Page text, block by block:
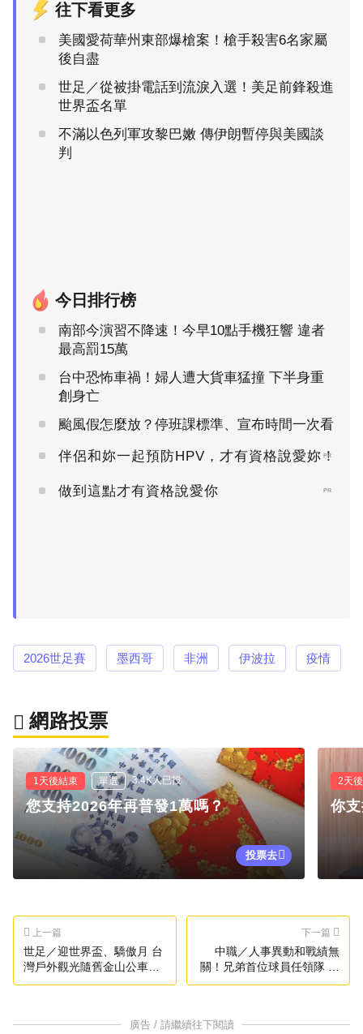
往下看更多
美國愛荷華州東部爆槍案！槍手殺害6名家屬
後自盡
世足／從被掛電話到流淚入選！美足前鋒殺進
世界盃名單
不滿以色列軍攻黎巴嫩 傳伊朗暫停與美國談
判
今日排行榜
南部今演習不降速！今早10點手機狂響 違者
最高罰15萬
台中恐怖車禍！婦人遭大貨車猛撞 下半身重
創身亡
颱風假怎麼放？停班課標準、宣布時間一次看
伴侶和妳一起預防HPV，才有資格說愛妳！
PR
做到這點才有資格說愛你 PR
2026世足賽 墨西哥 非洲 伊波拉 疫情
網路投票
1天後結束 單選 3.4K人已投
您支持2026年再普發1萬嗎？
投票去
2天
你
上一篇
世足／迎世界盃、驕傲月 台
灣戶外觀光隨舊金山公車趴
趴走
下一篇
中職／人事異動和戰績無
關！兄弟首位球員任領隊 彭
政閔曝心聲
廣告 / 請繼續往下閱讀